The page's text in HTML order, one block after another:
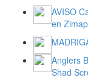
AVISO
en
Anglers
Shad